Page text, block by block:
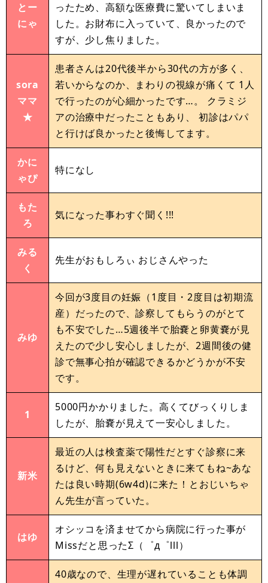
とー
にゃ
ったため、高額な医療費に驚いてしまいま
した。お財布に入っていて、良かったので
すが、少し焦りました。
sora
ママ
★
患者さんは20代後半から30代の方が多く、
若いからなのか、まわりの視線が痛くて 1人
で行ったのが心細かったです…。 クラミジ
アの治療中だったこともあり、 初診はパパ
と行けば良かったと後悔してます。
かに
ゃぴ
特になし
もた
ろ
気になった事わすぐ聞く!!!
みる
く
先生がおもしろぃ おじさんやった
みゆ
今回が3度目の妊娠（1度目・2度目は初期流
産）だったので、診察してもらうのがとて
も不安でした…5週後半で胎嚢と卵黄嚢が見
えたので少し安心しましたが、2週間後の健
診で無事心拍が確認できるかどうかが不安
です。
1
5000円かかりました。高くてびっくりしま
したが、胎嚢が見えて一安心しました。
新米
最近の人は検査薬で陽性だとすぐ診察に来
るけど、何も見えないときに来てもね~あな
たは良い時期(6w4d)に来た！とおじいちゃ
ん先生が言っていた。
はゆ
オシッコを済ませてから病院に行った事が
Missだと思ったΣ（゜д゜lll）
40歳なので、生理が遅れていることも体調